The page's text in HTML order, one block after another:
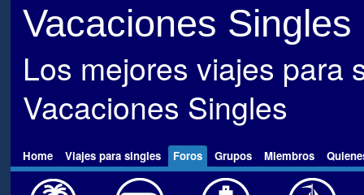
Vacaciones Singles
Los mejores viajes para
Vacaciones Singles
Home Viajes para singles Foros Grupos Miembros